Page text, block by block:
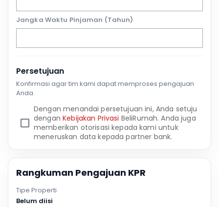
Jangka Waktu Pinjaman (Tahun)
Persetujuan
Konfirmasi agar tim kami dapat memproses pengajuan
Anda.
Dengan menandai persetujuan ini, Anda setuju
denganKebijakan Privasi BeliRumah. Anda juga
memberikan otorisasi kepada kami untuk
meneruskan data kepada partner bank.
Rangkuman Pengajuan KPR
Tipe Properti
Belum diisi